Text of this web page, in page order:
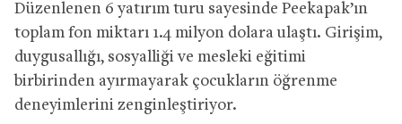
Düzenlenen 6 yatırım turu sayesinde Peekapak’ın
toplam fon miktarı 1.4 milyon dolara ulaştı. Girişim,
duygusallığı, sosyalliği ve mesleki eğitimi
birbirinden ayırmayarak çocukların öğrenme
deneyimlerini zenginleştiriyor.